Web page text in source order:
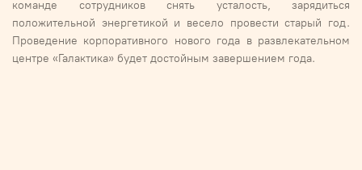
команде сотрудников снять усталость, зарядиться
положительной энергетикой и весело провести старый год.
Проведение корпоративного нового года в развлекательном
центре «Галактика» будет достойным завершением года.